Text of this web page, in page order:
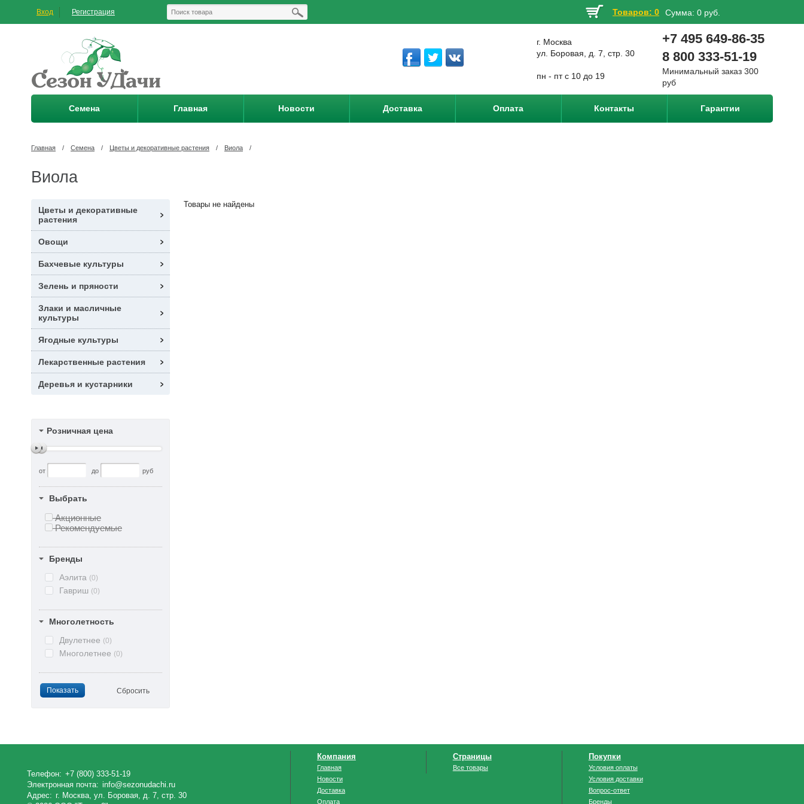
Вход Регистрация Товаров: 0 Сумма: 0 руб.
г. Москва
ул. Боровая, д. 7, стр. 30
пн - пт с 10 до 19
+7 495 649-86-35
8 800 333-51-19
Минимальный заказ 300
руб
Семена Главная Новости Доставка Оплата Контакты Гарантии
Главная / Семена / Цветы и декоративные растения / Виола /
Виола
Цветы и декоративные
растения
Овощи
Бахчевые культуры
Зелень и пряности
Злаки и масличные
культуры
Ягодные культуры
Лекарственные растения
Деревья и кустарники
Розничная цена
от до руб
Выбрать
Акционные
Рекомендуемые
Бренды
Аэлита (0)
Гавриш (0)
Многолетность
Двулетнее (0)
Многолетнее (0)
Товары не найдены
Телефон: +7 (800) 333-51-19
Электронная почта: info@sezonudachi.ru
Адрес: г. Москва, ул. Боровая, д. 7, стр. 30
Компания
Главная
Новости
Доставка
Оплата
Страницы
Все товары
Покупки
Условия оплаты
Условия доставки
Вопрос-ответ
Бренды